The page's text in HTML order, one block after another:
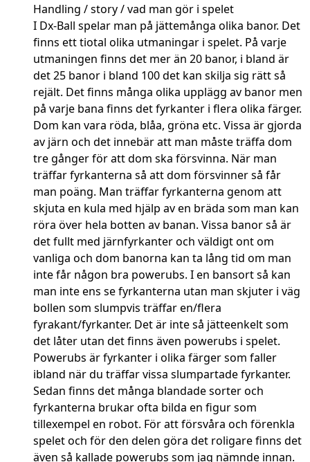
Handling / story / vad man gör i spelet
I Dx-Ball spelar man på jättemånga olika banor. Det
finns ett tiotal olika utmaningar i spelet. På varje
utmaningen finns det mer än 20 banor, i bland är
det 25 banor i bland 100 det kan skilja sig rätt så
rejält. Det finns många olika upplägg av banor men
på varje bana finns det fyrkanter i flera olika färger.
Dom kan vara röda, blåa, gröna etc. Vissa är gjorda
av järn och det innebär att man måste träffa dom
tre gånger för att dom ska försvinna. När man
träffar fyrkanterna så att dom försvinner så får
man poäng. Man träffar fyrkanterna genom att
skjuta en kula med hjälp av en bräda som man kan
röra över hela botten av banan. Vissa banor så är
det fullt med järnfyrkanter och väldigt ont om
vanliga och dom banorna kan ta lång tid om man
inte får någon bra powerubs. I en bansort så kan
man inte ens se fyrkanterna utan man skjuter i väg
bollen som slumpvis träffar en/flera
fyrakant/fyrkanter. Det är inte så jätteenkelt som
det låter utan det finns även powerubs i spelet.
Powerubs är fyrkanter i olika färger som faller
ibland när du träffar vissa slumpartade fyrkanter.
Sedan finns det många blandade sorter och
fyrkanterna brukar ofta bilda en figur som
tillexempel en robot. För att försvåra och förenkla
spelet och för den delen göra det roligare finns det
även så kallade powerubs som jag nämnde innan.